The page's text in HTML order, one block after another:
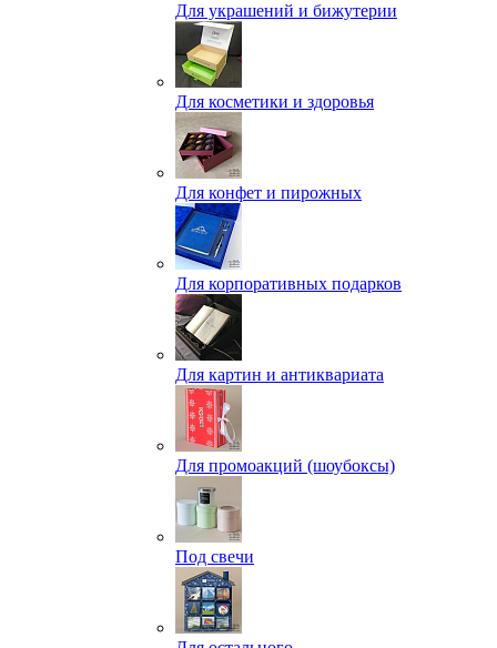
Для украшений и бижутерии
Для косметики и здоровья
Для конфет и пирожных
Для корпоративных подарков
Для картин и антиквариата
Для промоакций (шоубоксы)
Под свечи